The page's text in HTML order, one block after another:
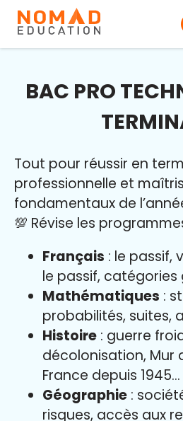
BAC PRO
Tout pour réussir en
professionnelle et
fondamentaux de
💯 Révise les
Français : le passif,
le passif,
Mathématiques :
probabilités, suites,
Histoire : guerre
décolonisation, Mur
France depuis 1945…
Géographie :
risques, accès aux